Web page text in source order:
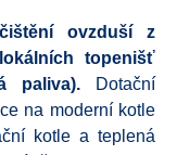
ovzduší z
topenišť
paliva). Dotační
na moderní kotle
kotle a teplená